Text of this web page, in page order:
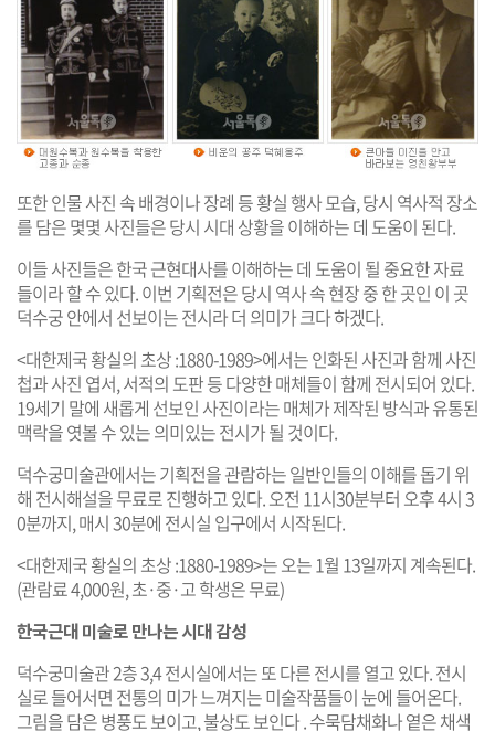
또한 인물 사진 속 배경이나 장례 등 황실 행사 모습, 당시 역사적 장소
를 담은 몇몇 사진들은 당시 시대 상황을 이해하는 데 도움이 된다.
이들 사진들은 한국 근현대사를 이해하는 데 도움이 될 중요한 자료
들이라 할 수 있다. 이번 기획전은 당시 역사 속 현장 중 한 곳인 이 곳
덕수궁 안에서 선보이는 전시라 더 의미가 크다 하겠다.
<대한제국 황실의 초상 :1880-1989>에서는 인화된 사진과 함께 사진
첩과 사진 엽서, 서적의 도판 등 다양한 매체들이 함께 전시되어 있다.
19세기 말에 새롭게 선보인 사진이라는 매체가 제작된 방식과 유통된
맥락을 엿볼 수 있는 의미있는 전시가 될 것이다.
덕수궁미술관에서는 기획전을 관람하는 일반인들의 이해를 돕기 위
해 전시해설을 무료로 진행하고 있다. 오전 11시30분부터 오후 4시 3
0분까지, 매시 30분에 전시실 입구에서 시작된다.
<대한제국 황실의 초상 :1880-1989>는 오는 1월 13일까지 계속된다.
(관람료 4,000원, 초·중·고 학생은 무료)
한국근대 미술로 만나는 시대 감성
덕수궁미술관 2층 3,4 전시실에서는 또 다른 전시를 열고 있다. 전시
실로 들어서면 전통의 미가 느껴지는 미술작품들이 눈에 들어온다.
그림을 담은 병풍도 보이고, 불상도 보인다 . 수묵담채화나 옅은 채색